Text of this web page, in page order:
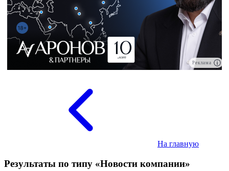
Реклама
На главную
Результаты по типу «Новости компании»